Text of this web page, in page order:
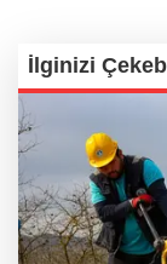
İlginizi